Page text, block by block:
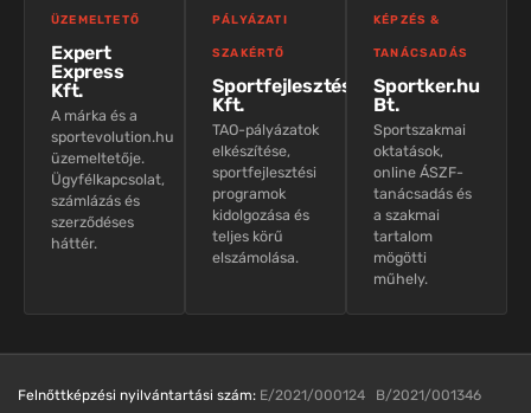
ÜZEMELTETŐ
Expert
Express
Kft.
A márka és a
sportevolution.hu
üzemeltetője.
Ügyfélkapcsolat,
számlázás és
szerződéses
háttér.
PÁLYÁZATI
SZAKÉRTŐ
Sportfejlesztés
Kft.
TAO-pályázatok
elkészítése,
sportfejlesztési
programok
kidolgozása és
teljes körű
elszámolása.
KÉPZÉS &
TANÁCSADÁS
Sportker.hu
Bt.
Sportszakmai
oktatások,
online ÁSZF-
tanácsadás és
a szakmai
tartalom
mögötti
műhely.
Felnőttképzési nyilvántartási szám: E/2021/000124 B/2021/001346